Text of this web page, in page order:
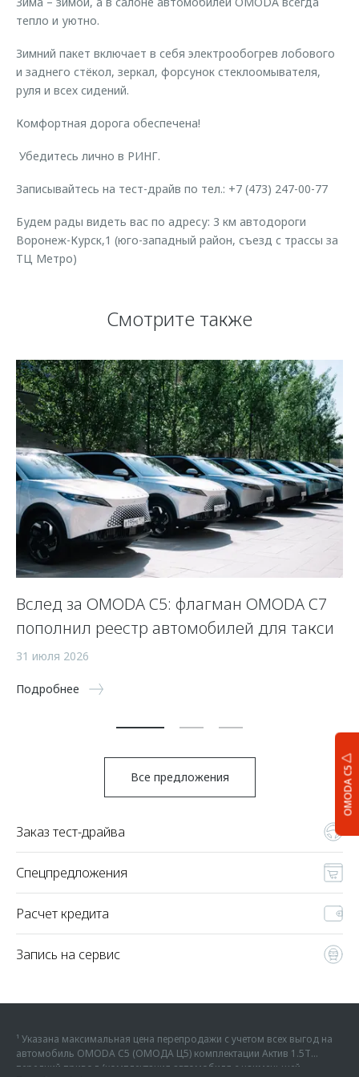
Страхование
Аксессуары
Одежда и сувениры
Оригинальные аксессуары
Запчасти
Трейд-ин
Клиентская поддержка
O&J Автоклуб
Клуб владельцев OMODA
Приложение O&J
Аксессуары
Одежда и сувениры
Оригинальные аксессуары
Обратная связь
OMODA C5
тепло и уютно.
Зимний пакет включает в себя электрообогрев лобового
и заднего стёкол, зеркал, форсунок стеклоомывателя,
руля и всех сидений.
Комфортная дорога обеспечена!
Убедитесь лично в РИНГ.
Записывайтесь на тест-драйв по тел.: +7 (473) 247-00-77
Будем рады видеть вас по адресу: 3 км автодороги
Воронеж-Курск,1 (юго-западный район, съезд с трассы за
ТЦ Метро)
Смотрите также
Вслед за OMODA C5: флагман OMODA C7
пополнил реестр автомобилей для такси
31 июля 2026
Подробнее
Все предложения
Заказ тест-драйва
Спецпредложения
Расчет кредита
Запись на сервис
¹ Указана максимальная цена перепродажи с учетом всех выгод на
автомобиль OMODA C5 (ОМОДА Ц5) комплектации Актив 1.5Т
передний привод (комплектация автомобиля с наименьшей